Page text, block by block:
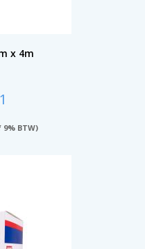
x 4m
BTW)